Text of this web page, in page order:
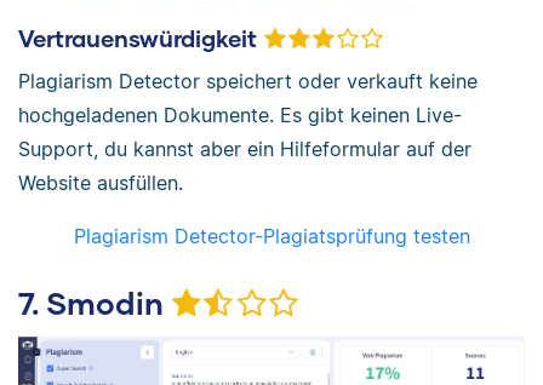
Vertrauenswürdigkeit
Plagiarism Detector speichert oder verkauft keine
hochgeladenen Dokumente. Es gibt keinen Live-
Support, du kannst aber ein Hilfeformular auf der
Website ausfüllen.
Plagiarism Detector-Plagiatsprüfung testen
7. Smodin